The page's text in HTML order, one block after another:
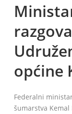
općine
Federalni
šumarstva